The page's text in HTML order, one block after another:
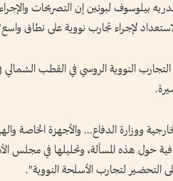
بيلوسوف لبوتين إن التصريحات
لإجراء تجارب نووية على نطاق
النووية الروسي في القطب الشمالي
ووزارة الدفاع... والأجهزة الخاصة
حول هذه المسألة، وتحليلها في مجلس
التحضير لتجارب الأسلحة النووية".